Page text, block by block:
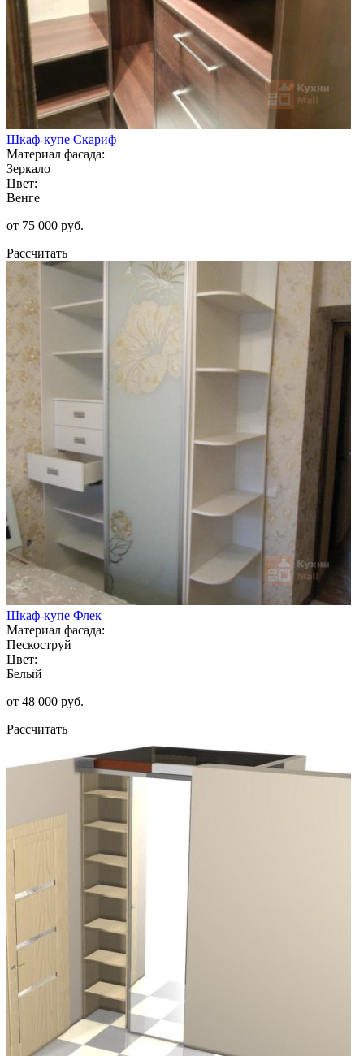
Шкаф-купе Скариф
Материал фасада:
Зеркало
Цвет:
Венге
от 75 000 руб.
Рассчитать
Шкаф-купе Флек
Материал фасада:
Пескоструй
Цвет:
Белый
от 48 000 руб.
Рассчитать